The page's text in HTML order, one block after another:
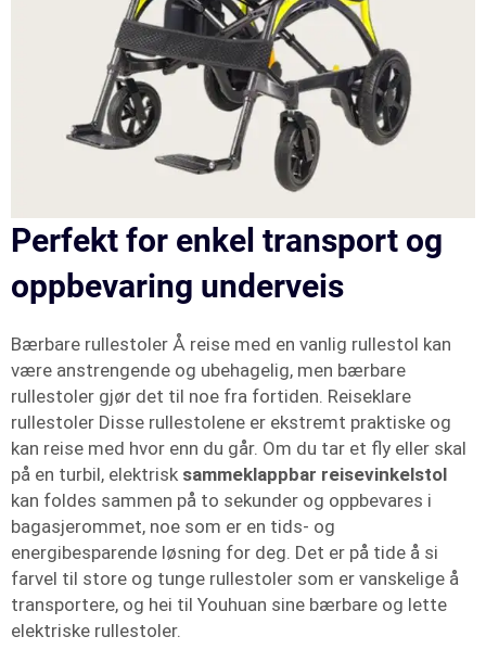
Perfekt for enkel transport og
oppbevaring underveis
Bærbare rullestoler Å reise med en vanlig rullestol kan
være anstrengende og ubehagelig, men bærbare
rullestoler gjør det til noe fra fortiden. Reiseklare
rullestoler Disse rullestolene er ekstremt praktiske og
kan reise med hvor enn du går. Om du tar et fly eller skal
på en turbil, elektrisk sammeklappbar reisevinkelstol
kan foldes sammen på to sekunder og oppbevares i
bagasjerommet, noe som er en tids- og
energibesparende løsning for deg. Det er på tide å si
farvel til store og tunge rullestoler som er vanskelige å
transportere, og hei til Youhuan sine bærbare og lette
elektriske rullestoler.